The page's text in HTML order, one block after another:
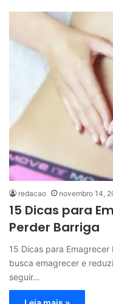
redacao novembro 14,
15 Dicas para
Perder Barriga
15 Dicas para
busca emagrecer e
seguir…